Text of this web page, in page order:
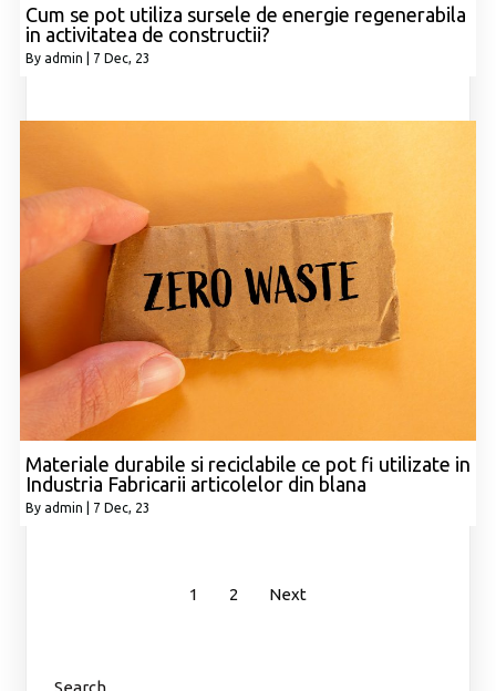
Cum se pot utiliza sursele de energie regenerabila
in activitatea de constructii?
By admin 7 Dec, 23
Materiale durabile si reciclabile ce pot fi utilizate in
Industria Fabricarii articolelor din blana
By admin 7 Dec, 23
1 2 Next
Search